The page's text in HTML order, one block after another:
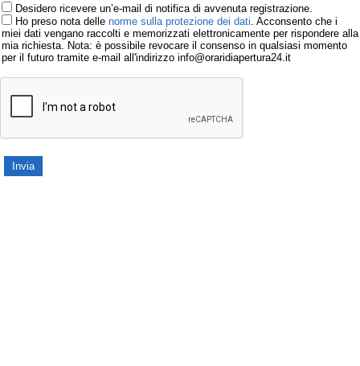
Desidero ricevere un’e-mail di notifica di avvenuta registrazione.
Ho preso nota delle norme sulla protezione dei dati. Acconsento che i
miei dati vengano raccolti e memorizzati elettronicamente per rispondere alla
mia richiesta. Nota: è possibile revocare il consenso in qualsiasi momento
per il futuro tramite e-mail all'indirizzo info@oraridiapertura24.it